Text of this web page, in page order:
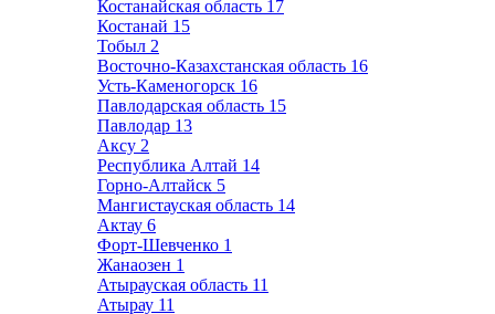
Костанайская область 17
Костанай 15
Тобыл 2
Восточно-Казахстанская область 16
Усть-Каменогорск 16
Павлодарская область 15
Павлодар 13
Аксу 2
Республика Алтай 14
Горно-Алтайск 5
Мангистауская область 14
Актау 6
Форт-Шевченко 1
Жанаозен 1
Атырауская область 11
Атырау 11